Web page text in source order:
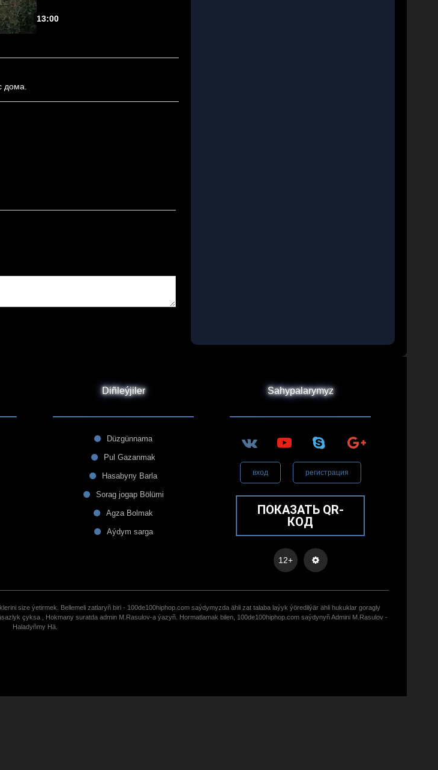
13:00
дома.
Diñleýjiler
Düzgünnama
Pul Gazanmak
Hasabyny Barla
Sorag jogap Bölümi
Agza Bolmak
Aýdym sarga
Sahypalarymyz
вход регистрация
ПОКАЗАТЬ QR-
КОД
12+
size ýetirmek. Bellemeli zatlaryñ biri - 100de100hiphop.com saýdymyzda ähli zat talaba laýyk ýöredilýär ähli hukuklar goragly
çyksa , Hokmany suratda admin M.Rasulov-a ýazyñ. Hormatlamak bilen, 100de100hiphop.com saýdynyñ Admini M.Rasulov -
Haladyñmy Hä.